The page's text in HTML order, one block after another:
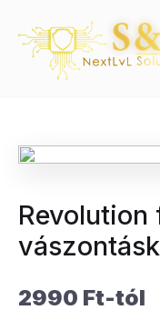
Revolution
2990 Ft-tól